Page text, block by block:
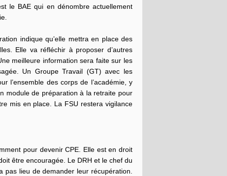
le BAE qui en dénombre actuellement
indique qu’elle mettra en place des
Elle va réfléchir à proposer d’autres
meilleure information sera faite sur les
Un Groupe Travail (GT) avec les
l’ensemble des corps de l’académie, y
module de préparation à la retraite pour
mis en place. La FSU restera vigilance
pour devenir CPE. Elle est en droit
être encouragée. Le DRH et le chef du
pas lieu de demander leur récupération.